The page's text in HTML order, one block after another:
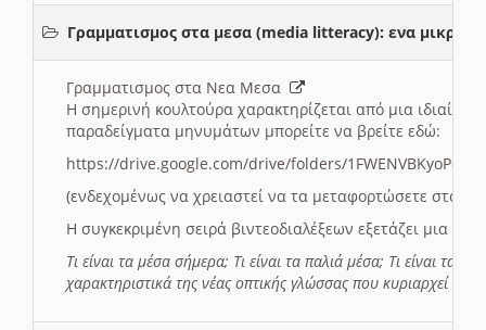
Γραμματισμος στα μεσα (media litteracy): ενα μικρο
Γραμματισμος στα Νεα Μεσα
Η σημερινή κουλτούρα χαρακτηρίζεται από μια
παραδείγματα μηνυμάτων μπορείτε να βρείτε εδώ:
https://drive.google.com/drive/folders/
(ενδεχομένως να χρειαστεί να τα μεταφορτώσετε στο
Η συγκεκριμένη σειρά βιντεοδιαλέξεων εξετάζει μια
Τι είναι τα μέσα σήμερα; Τι είναι τα παλιά μέσα; Τι είναι τα
χαρακτηριστικά της νέας οπτικής γλώσσας που κυριαρχεί